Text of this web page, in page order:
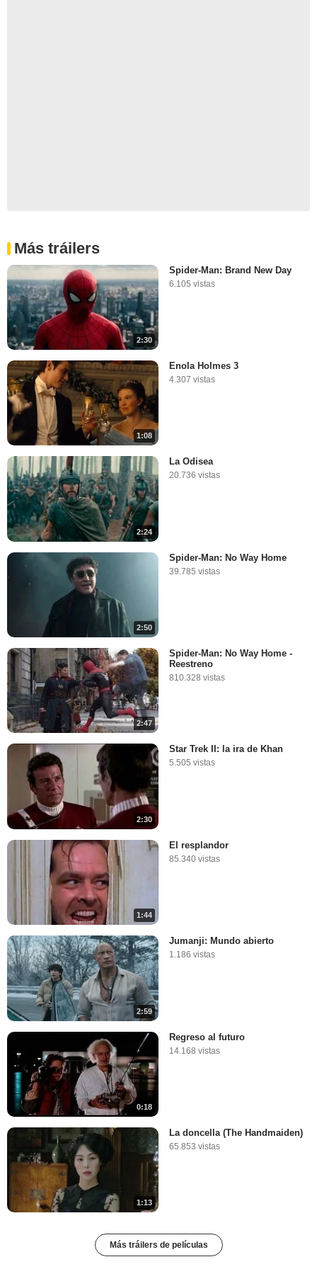
Más tráilers
2:30
Spider-Man: Brand New Day
6.105 vistas
1:08
Enola Holmes 3
4.307 vistas
2:24
La Odisea
20.736 vistas
2:50
Spider-Man: No Way Home
39.785 vistas
2:47
Spider-Man: No Way Home -
Reestreno
810.328 vistas
2:30
Star Trek II: la ira de Khan
5.505 vistas
1:44
El resplandor
85.340 vistas
2:59
Jumanji: Mundo abierto
1.186 vistas
0:18
Regreso al futuro
14.168 vistas
1:13
La doncella (The Handmaiden)
65.853 vistas
Más tráilers de películas